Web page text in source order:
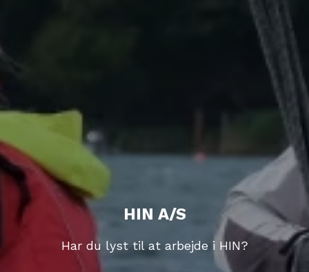
HIN A/S
Har du lyst til at arbejde i HIN?